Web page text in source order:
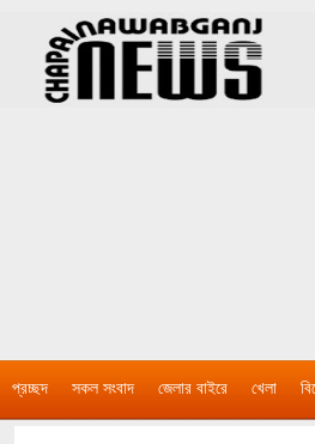
প্রচ্ছদ সকল সংবাদ জেলার বাইরে খেলা